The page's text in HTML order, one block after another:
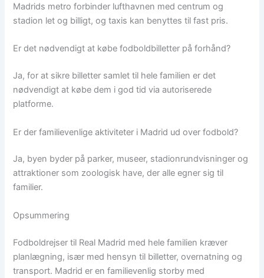
Madrids metro forbinder lufthavnen med centrum og
stadion let og billigt, og taxis kan benyttes til fast pris.
Er det nødvendigt at købe fodboldbilletter på forhånd?
Ja, for at sikre billetter samlet til hele familien er det
nødvendigt at købe dem i god tid via autoriserede
platforme.
Er der familievenlige aktiviteter i Madrid ud over fodbold?
Ja, byen byder på parker, museer, stadionrundvisninger og
attraktioner som zoologisk have, der alle egner sig til
familier.
Opsummering
Fodboldrejser til Real Madrid med hele familien kræver
planlægning, især med hensyn til billetter, overnatning og
transport. Madrid er en familievenlig storby med